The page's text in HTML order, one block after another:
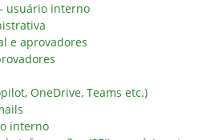
usuário interno
e aprovadores
OneDrive, Teams etc.)
interno